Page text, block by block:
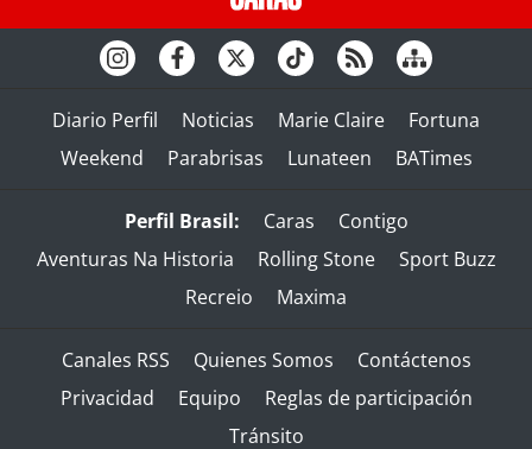
Diario Perfil Noticias Marie Claire
Fortuna
Weekend
Parabrisas Lunateen BATimes
Perfil Brasil: Caras
Contigo
Aventuras Na Historia
Rolling Stone
Sport Buzz
Recreio
Maxima
Canales RSS Quienes Somos
Contáctenos
Privacidad
Equipo
Reglas de participación
Tránsito